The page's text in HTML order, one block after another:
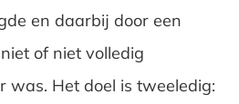
zijn er?
zijn er?
en daarbij door een
of niet volledig
was. Het doel is tweeledig: